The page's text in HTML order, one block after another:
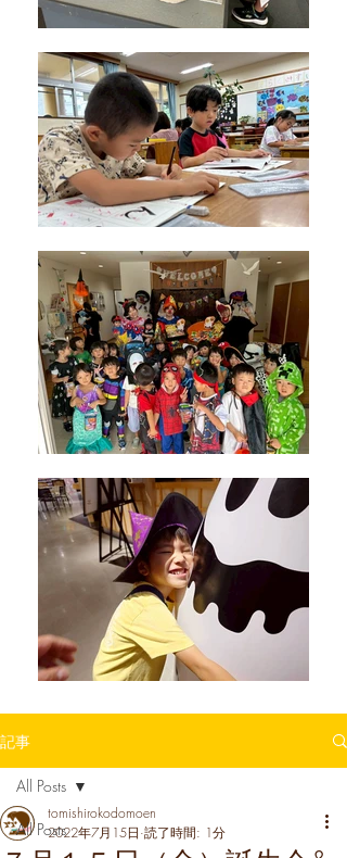
記事
All Posts
All Posts
tomishirokodomoen
2022年7月15日 読了時間: 1分